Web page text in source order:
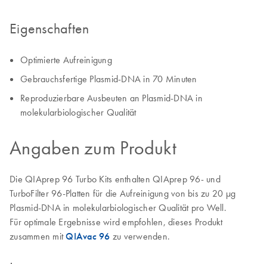
Eigenschaften
Optimierte Aufreinigung
Gebrauchsfertige Plasmid-DNA in 70 Minuten
Reproduzierbare Ausbeuten an Plasmid-DNA in
molekularbiologischer Qualität
Angaben zum Produkt
Die QIAprep 96 Turbo Kits enthalten QIAprep 96- und
TurboFilter 96-Platten für die Aufreinigung von bis zu 20 µg
Plasmid-DNA in molekularbiologischer Qualität pro Well.
Für optimale Ergebnisse wird empfohlen, dieses Produkt
zusammen mitQIAvac 96 zu verwenden.